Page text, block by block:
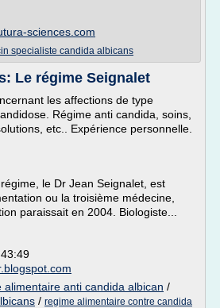
sciences.com
specialiste candida albicans
Le régime Seignalet
les affections de type
Régime anti candida, soins,
etc.. Expérience personnelle.
le Dr Jean Seignalet, est
ou la troisième médecine,
paraissait en 2004. Biologiste...
alimentaire anti candida albican /
/ regime alimentaire contre candida